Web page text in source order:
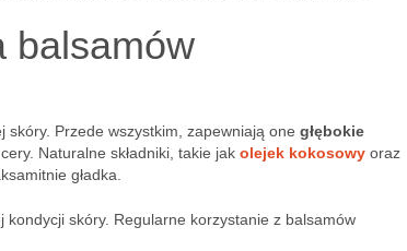
balsamów
skóry. Przede wszystkim, zapewniają one głębokie
Naturalne składniki, takie jak olejek kokosowy oraz
gładka.
skóry. Regularne korzystanie z balsamów